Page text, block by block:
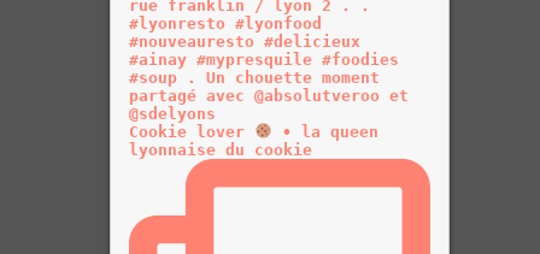
Cookie lover
• la queen
lyonnaise du cookie